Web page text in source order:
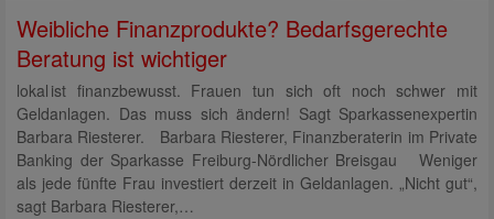
Weibliche Finanzprodukte? Bedarfsgerechte
Beratung ist wichtiger
lokal ist finanzbewusst. Frauen tun sich oft noch schwer mit
Geldanlagen. Das muss sich ändern! Sagt Sparkassenexpertin
Barbara Riesterer. Barbara Riesterer, Finanzberaterin im Private
Banking der Sparkasse Freiburg-Nördlicher Breisgau Weniger
als jede fünfte Frau investiert derzeit in Geldanlagen. „Nicht gut“,
sagt Barbara Riesterer,…